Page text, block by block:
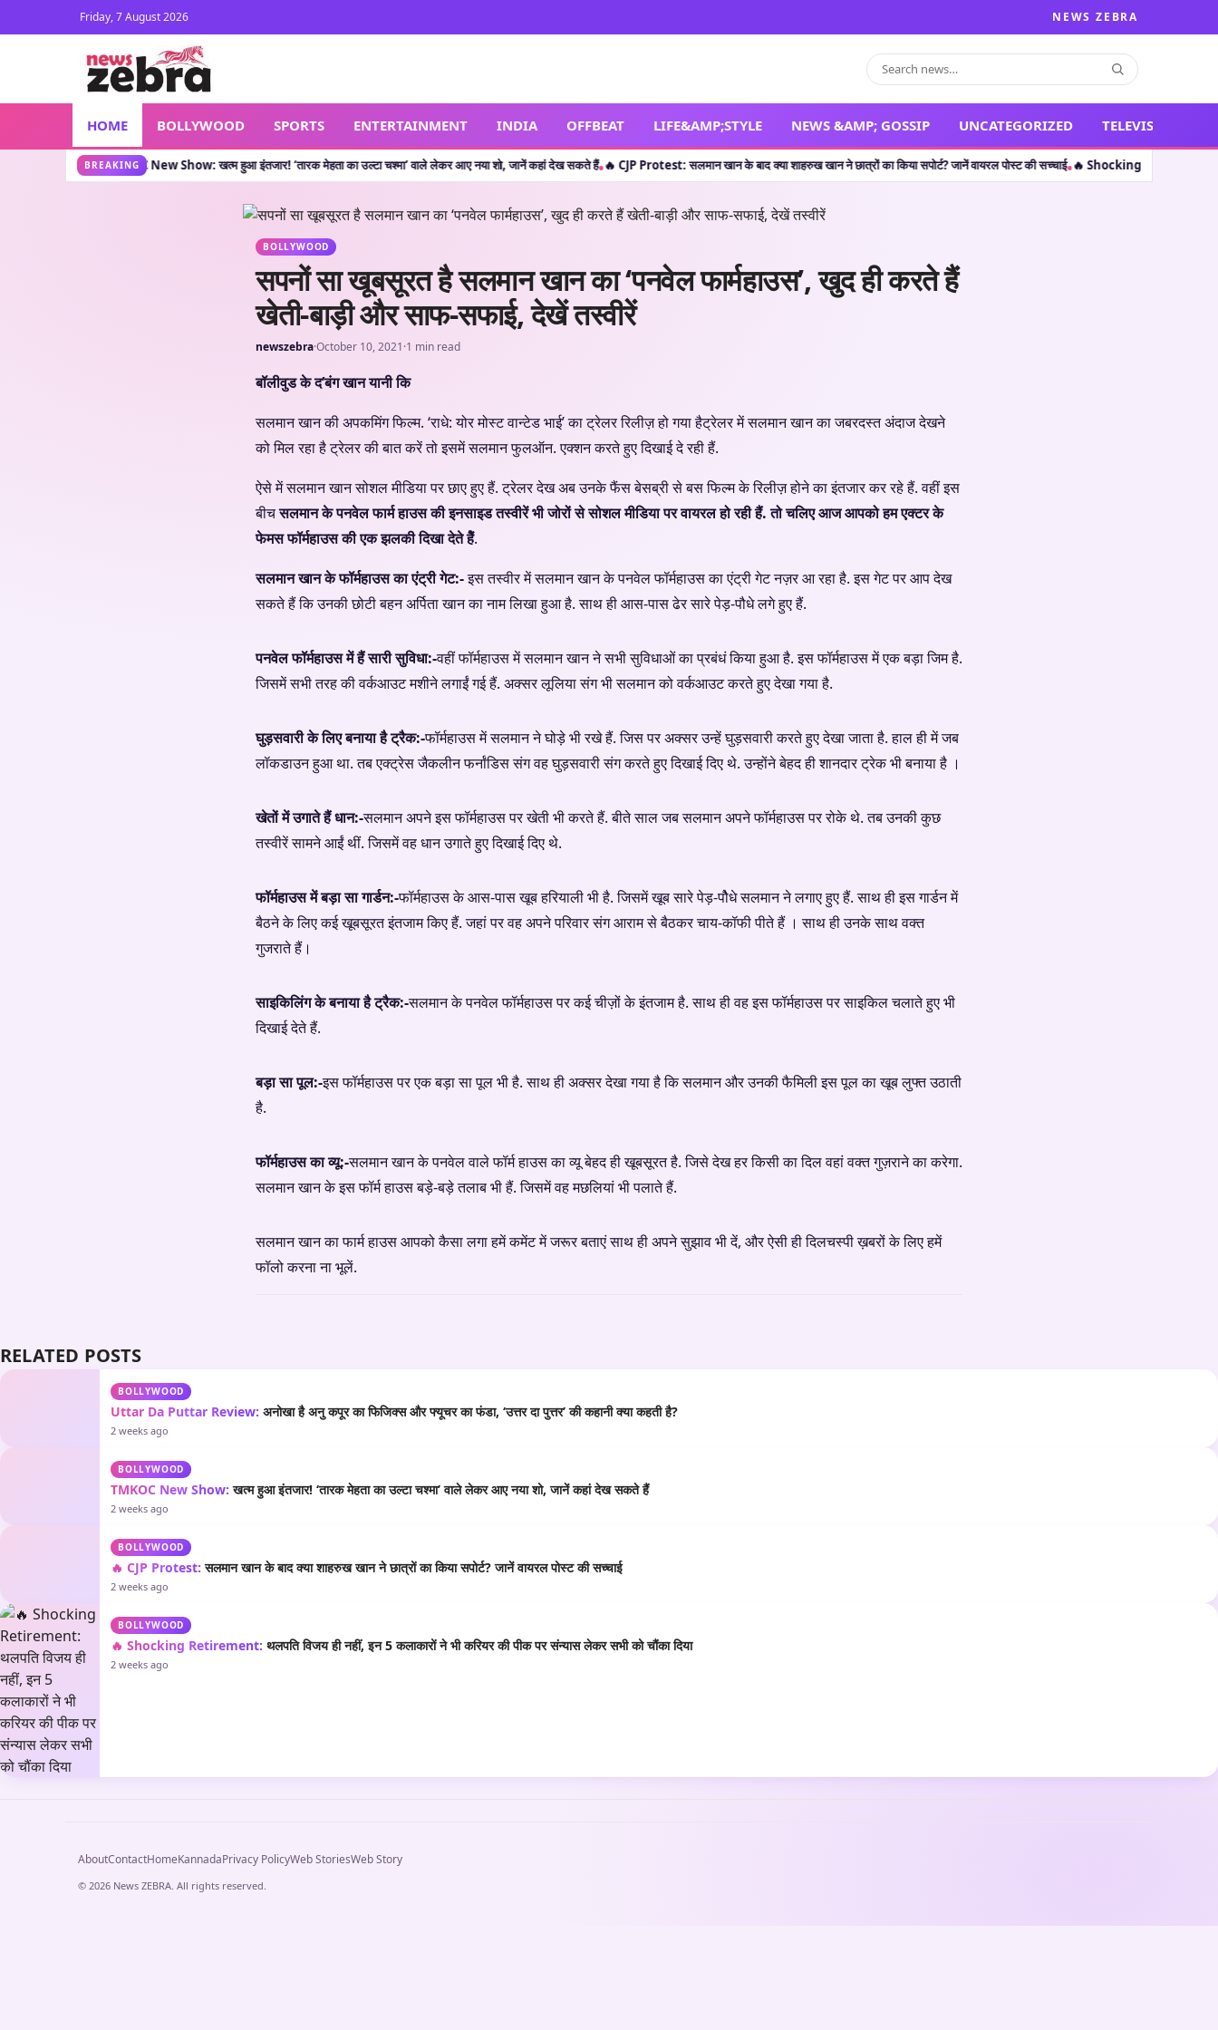
Friday, 7 August 2026 NEWS ZEBRA
HOME BOLLYWOOD SPORTS ENTERTAINMENT INDIA OFFBEAT LIFE&AMP;STYLE NEWS &AMP; GOSSIP UNCATEGORIZED TELEVISION
BREAKING
TMKOC New Show: खत्म हुआ इंतजार! ‘तारक मेहता का उल्टा चश्मा’ वाले लेकर आए नया शो, जानें कहां देख सकते हैं•🔥 CJP Protest: सलमान खान के बाद क्या शाहरुख खान ने छात्रों का किया सपोर्ट? जानें वायरल पोस्ट की सच्चाई•🔥 Shocking Retirement: थलपति विजय ही
BOLLYWOOD
सपनों सा खूबसूरत है सलमान खान का ‘पनवेल फार्महाउस’, खुद ही करते हैं
खेती-बाड़ी और साफ-सफाई, देखें तस्वीरें
newszebra·October 10, 2021·1 min read
बॉलीवुड के द’बंग खान यानी कि
सलमान खान की अपकमिंग फिल्म. ‘राधे: योर मोस्ट वान्टेड भाई’ का ट्रेलर रिलीज़ हो गया हैट्रेलर में सलमान खान का जबरदस्त अंदाज देखने
को मिल रहा है ट्रेलर की बात करें तो इसमें सलमान फुलऑन. एक्शन करते हुए दिखाई दे रही हैं.
ऐसे में सलमान खान सोशल मीडिया पर छाए हुए हैं. ट्रेलर देख अब उनके फैंस बेसब्री से बस फिल्म के रिलीज़ होने का इंतजार कर रहे हैं. वहीं इस
बीचसलमान के पनवेल फार्म हाउस की इनसाइड तस्वीरें भी जोरों से सोशल मीडिया पर वायरल हो रही हैं. तो चलिए आज आपको हम एक्टर के
फेमस फॉर्महाउस की एक झलकी दिखा देते हैें.
सलमान खान के फॉर्महाउस का एंट्री गेट:-इस तस्वीर में सलमान खान के पनवेल फॉर्महाउस का एंट्री गेट नज़र आ रहा है. इस गेट पर आप देख
सकते हैं कि उनकी छोटी बहन अर्पिता खान का नाम लिखा हुआ है. साथ ही आस-पास ढेर सारे पेड़-पौधे लगे हुए हैं.
पनवेल फॉर्महाउस में हैं सारी सुविधा:-वहीं फॉर्महाउस में सलमान खान ने सभी सुविधाओं का प्रबंधं किया हुआ है. इस फॉर्महाउस में एक बड़ा जिम है.
जिसमें सभी तरह की वर्कआउट मशीने लगाईं गई हैं. अक्सर लूलिया संग भी सलमान को वर्कआउट करते हुए देखा गया है.
घुड़सवारी के लिए बनाया है ट्रैक:-फॉर्महाउस में सलमान ने घोड़े भी रखे हैं. जिस पर अक्सर उन्हें घुड़सवारी करते हुए देखा जाता है. हाल ही में जब
लॉकडाउन हुआ था. तब एक्ट्रेस जैकलीन फर्नांडिस संग वह घुड़सवारी संग करते हुए दिखाई दिए थे. उन्होंने बेहद ही शानदार ट्रेक भी बनाया है ।
खेतों में उगाते हैं धान:-सलमान अपने इस फॉर्महाउस पर खेती भी करते हैं. बीते साल जब सलमान अपने फॉर्महाउस पर रोके थे. तब उनकी कुछ
तस्वीरें सामने आईं थीं. जिसमें वह धान उगाते हुए दिखाई दिए थे.
फॉर्महाउस में बड़ा सा गार्डन:-फॉर्महाउस के आस-पास खूब हरियाली भी है. जिसमें खूब सारे पेड़-पौेधे सलमान ने लगाए हुए हैं. साथ ही इस गार्डन में
बैठने के लिए कई खूबसूरत इंतजाम किए हैं. जहां पर वह अपने परिवार संग आराम से बैठकर चाय-कॉफी पीते हैं । साथ ही उनके साथ वक्त
गुजराते हैं।
साइकिलिंग के बनाया है ट्रैक:-सलमान के पनवेल फॉर्महाउस पर कई चीज़ों के इंतजाम है. साथ ही वह इस फॉर्महाउस पर साइकिल चलाते हुए भी
दिखाई देते हैं.
बड़ा सा पूल:-इस फॉर्महाउस पर एक बड़ा सा पूल भी है. साथ ही अक्सर देखा गया है कि सलमान और उनकी फैमिली इस पूल का खूब लुफ्त उठाती
है.
फॉर्महाउस का व्यू:-सलमान खान के पनवेल वाले फॉर्म हाउस का व्यू बेहद ही खूबसूरत है. जिसे देख हर किसी का दिल वहां वक्त गुज़राने का करेगा.
सलमान खान के इस फॉर्म हाउस बड़े-बड़े तलाब भी हैं. जिसमें वह मछलियां भी पलाते हैं.
सलमान खान का फार्म हाउस आपको कैसा लगा हमें कमेंट में जरूर बताएं साथ ही अपने सुझाव भी दें, और ऐसी ही दिलचस्पी ख़बरों के लिए हमें
फॉलो करना ना भूलें.
RELATED POSTS
BOLLYWOOD
Uttar Da Puttar Review: अनोखा है अनु कपूर का फिजिक्स और फ्यूचर का फंडा, ‘उत्तर दा पुत्तर’ की कहानी क्या कहती है?
2 weeks ago
BOLLYWOOD
TMKOC New Show: खत्म हुआ इंतजार! ‘तारक मेहता का उल्टा चश्मा’ वाले लेकर आए नया शो, जानें कहां देख सकते हैं
2 weeks ago
BOLLYWOOD
🔥 CJP Protest: सलमान खान के बाद क्या शाहरुख खान ने छात्रों का किया सपोर्ट? जानें वायरल पोस्ट की सच्चाई
2 weeks ago
BOLLYWOOD
🔥 Shocking Retirement: थलपति विजय ही नहीं, इन 5 कलाकारों ने भी करियर की पीक पर संन्यास लेकर सभी को चौंका दिया
2 weeks ago
AboutContactHomeKannadaPrivacy PolicyWeb StoriesWeb Story
© 2026 News ZEBRA. All rights reserved.